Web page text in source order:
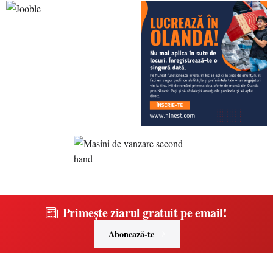
Primește ziarul gratuit pe email!
Abonează-te